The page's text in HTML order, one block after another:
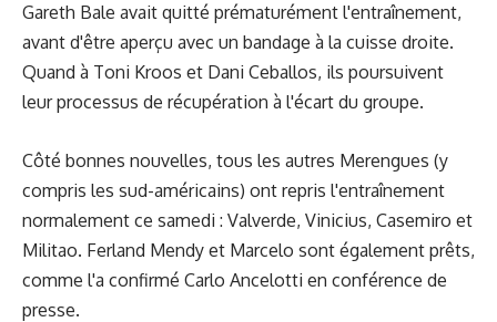
Gareth Bale avait quitté prématurément l'entraînement,
avant d'être aperçu avec un bandage à la cuisse droite.
Quand à Toni Kroos et Dani Ceballos, ils poursuivent
leur processus de récupération à l'écart du groupe.
Côté bonnes nouvelles, tous les autres Merengues (y
compris les sud-américains) ont repris l'entraînement
normalement ce samedi : Valverde, Vinicius, Casemiro et
Militao. Ferland Mendy et Marcelo sont également prêts,
comme l'a confirmé Carlo Ancelotti en conférence de
presse.